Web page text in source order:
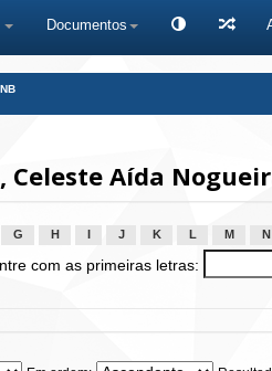
Documentos
Aída
G H J K L M N
com as primeiras letras: